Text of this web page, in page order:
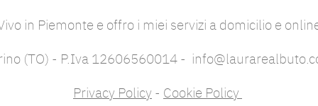
in Piemonte e offro i miei servizi a domicilio e
(TO) - P.Iva 12606560014 -
Privacy Policy - Cookie Policy